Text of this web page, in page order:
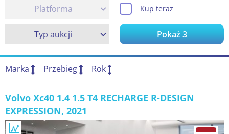
Platforma Kup teraz
Typ aukcji Pokaż3
Marka Przebieg Rok
Volvo Xc40 1.4 1.5 T4 RECHARGE R-DESIGN
EXPRESSION, 2021